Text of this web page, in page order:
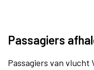
Passagiers
Passagiers van vlucht